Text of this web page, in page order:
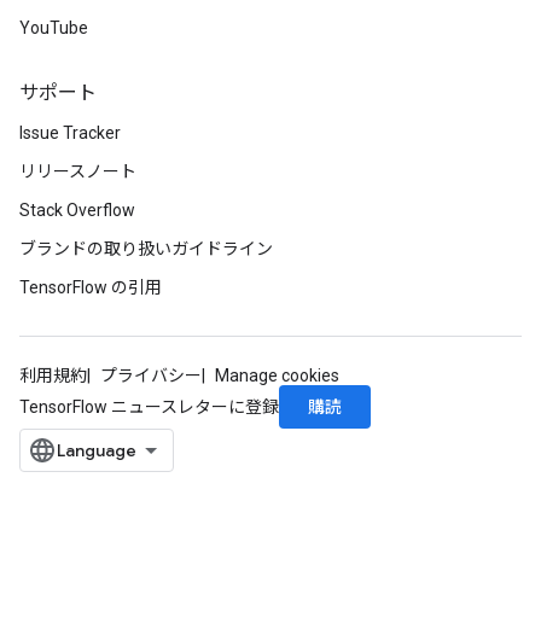
YouTube
サポート
Issue Tracker
リリースノート
Stack Overflow
ブランドの取り扱いガイドライン
TensorFlow の引用
利用規約 プライバシー
Manage cookies
TensorFlow ニュースレターに登録
購読